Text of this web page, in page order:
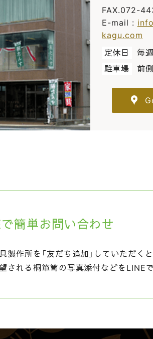
FAX.072-
E-mail :
kagu.com
定休日
毎
駐車場
前
簡単お問い合わせ
製作所を「友だち追加」していただく
される桐箪笥の写真添付などをLINE